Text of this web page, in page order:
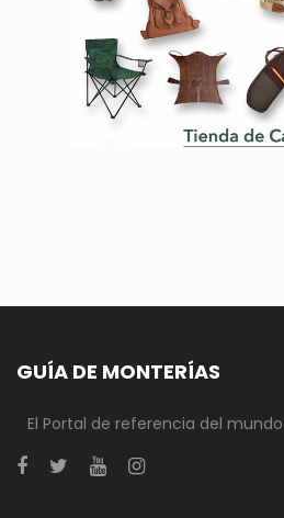
GUÍA DE MONTERÍAS
El Portal de referencia del